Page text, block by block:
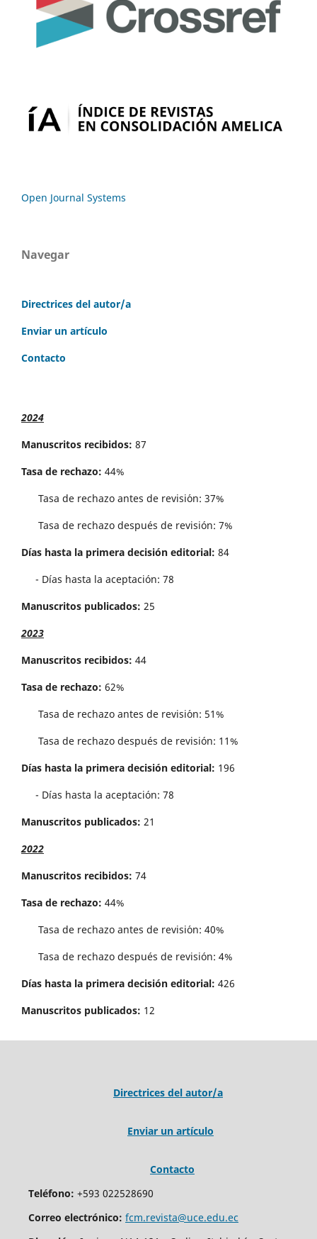
Open Journal Systems
Navegar
Directrices del autor/a
Enviar un artículo
Contacto
2024
Manuscritos recibidos: 87
Tasa de rechazo: 44%
Tasa de rechazo antes de revisi´on: 37%
Tasa de rechazo después de revisión: 7%
Días hasta la primera decisión editorial: 84
- Días hasta la aceptación: 78
Manuscritos publicados: 25
2023
Manuscritos recibidos: 44
Tasa de rechazo: 62%
Tasa de rechazo antes de revisi´on: 51%
Tasa de rechazo después de revisión: 11%
Días hasta la primera decisión editorial: 196
- Días hasta la aceptación: 78
Manuscritos publicados: 21
2022
Manuscritos recibidos: 74
Tasa de rechazo: 44%
Tasa de rechazo antes de revisi´on: 40%
Tasa de rechazo después de revisión: 4%
Días hasta la primera decisión editorial: 426
Manuscritos publicados: 12
Directrices del autor/a
Enviar un artículo
Contacto
Teléfono: +593 022528690
Correo electrónico: fcm.revista@uce.edu.ec